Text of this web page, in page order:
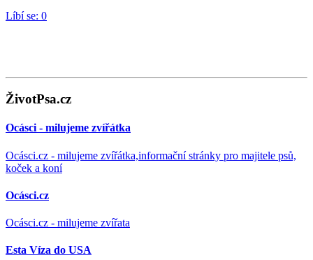
Líbí se: 0
ŽivotPsa.cz
Ocásci - milujeme zvířátka
Ocásci.cz - milujeme zvířátka,informační stránky pro majitele psů,
koček a koní
Ocásci.cz
Ocásci.cz - milujeme zvířata
Esta Víza do USA